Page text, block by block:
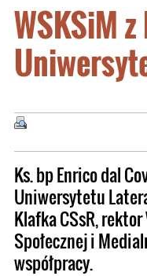
WSKSiM
Ks. bp Enrico dal
Uniwersytetu
Klafka CSsR,
Społecznej i
współpracy.